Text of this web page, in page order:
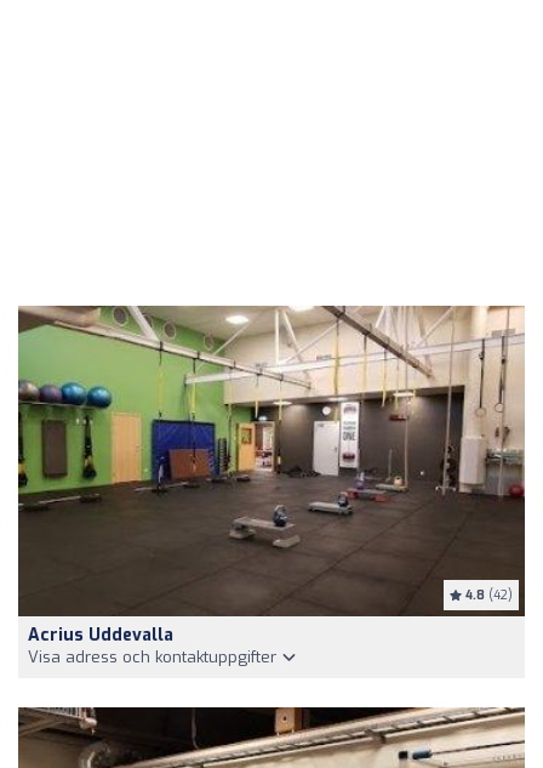
4.8 (42)
Acrius Uddevalla
Visa adress och kontaktuppgifter